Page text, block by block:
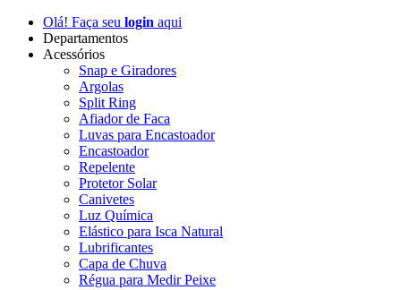
Olá! Faça seu login aqui
Departamentos
Acessórios
Snap e Giradores
Argolas
Split Ring
Afiador de Faca
Luvas para Encastoador
Encastoador
Repelente
Protetor Solar
Canivetes
Luz Química
Elástico para Isca Natural
Lubrificantes
Capa de Chuva
Régua para Medir Peixe